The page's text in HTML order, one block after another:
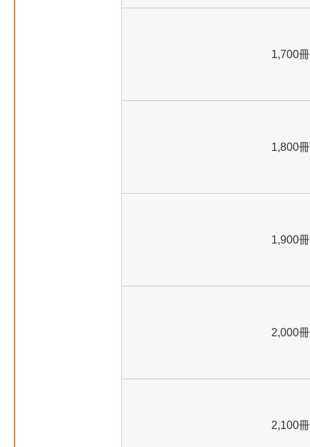
1,700冊
1,800冊
1,900冊
2,000冊
2,100冊